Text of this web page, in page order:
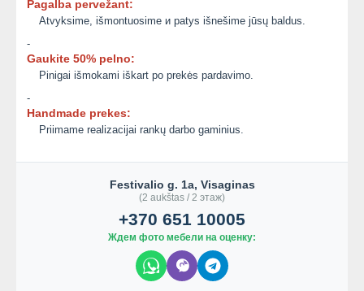
Pagalba pervežant:
Atvyksime, išmontuosime и patys išnešime jūsų baldus.
-
Gaukite 50% pelno:
Pinigai išmokami iškart po prekės pardavimo.
-
Handmade prekes:
Priimame realizacijai rankų darbo gaminius.
Festivalio g. 1a, Visaginas
(2 aukštas / 2 этаж)
+370 651 10005
Ждем фото мебели на оценку: